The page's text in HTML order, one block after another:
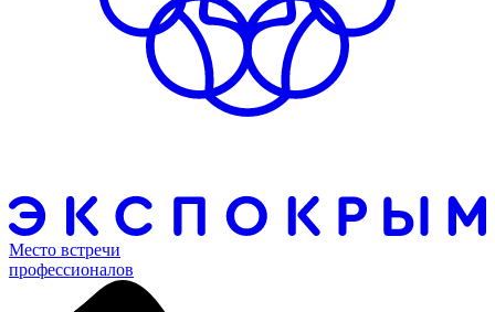
Место встречи
профессионалов